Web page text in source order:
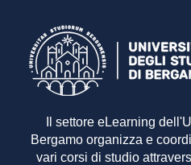
Il settore eLearning
Bergamo organizza e
vari corsi di studio